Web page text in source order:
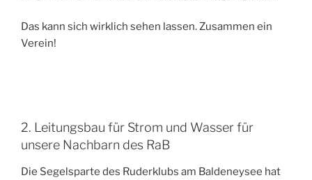
Das kann sich wirklich sehen lassen. Zusammen ein
Verein!
2. Leitungsbau für Strom und Wasser für
unsere Nachbarn des RaB
Die Segelsparte des Ruderklubs am Baldeneysee hat